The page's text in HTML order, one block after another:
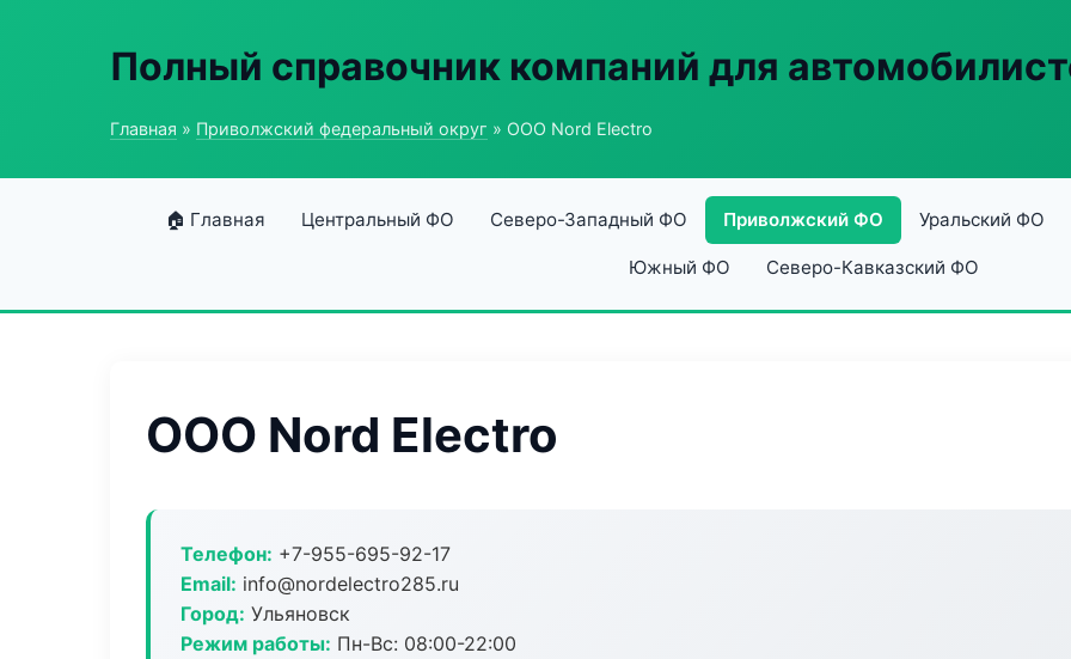
Полный справочник компаний для
Главная » Приволжский федеральный округ » ООО Nord Electro
🏠 Главная Центральный ФО Северо-Западный ФО Приволжский ФО Уральский ФО
Южный ФО Северо-Кавказский ФО
ООО Nord Electro
Телефон: +7-955-695-92-17
Email: info@nordelectro285.ru
Город: Ульяновск
Режим работы: Пн-Вс: 08:00-22:00